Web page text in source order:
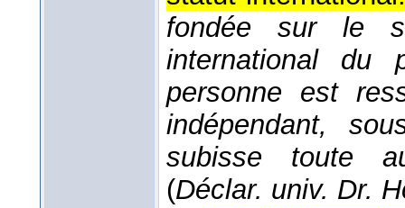
fondée sur le
international du
personne est
indépendant,
subisse toute
(Déclar. univ. Dr.